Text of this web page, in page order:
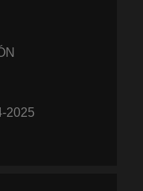
2025